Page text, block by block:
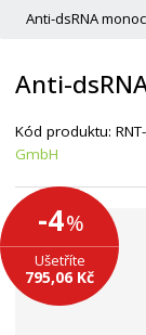
í
r
n
a
Anti-dsRNA
Anti-
Kód produktu:
GmbH
-4%
Ušetříte
795,06 Kč